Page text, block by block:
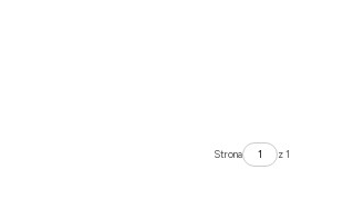
Strona z 1